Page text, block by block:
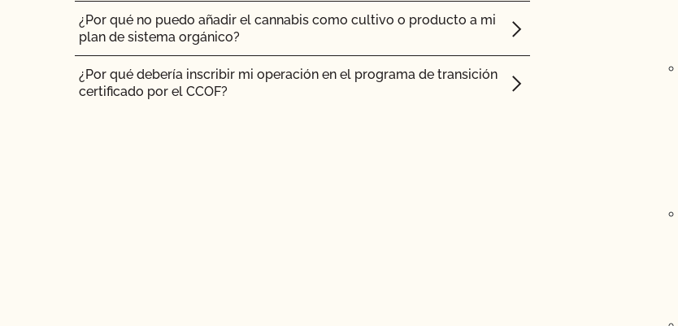
inspección?
¿Cómo puedo saber si el certificado orgánico que me ha enviado mi
proveedor es válido?
¿Cómo me conecto a MyCCOF? ¿Cómo puedo obtener ayuda con los
¿Por qué no puedo añadir el cannabis como cultivo o producto a mi
plan de sistema orgánico?
¿Por qué debería inscribir mi operación en el programa de transición
certificado por el CCOF?